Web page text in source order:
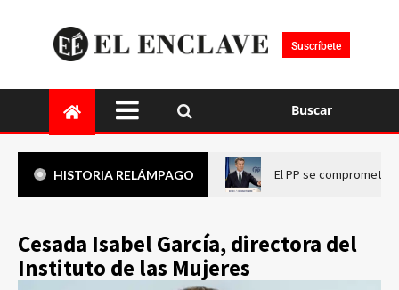
Suscríbete
Buscar
HISTORIA RELÁMPAGO El PP se compromete
Cesada Isabel García, directora del
Instituto de las Mujeres